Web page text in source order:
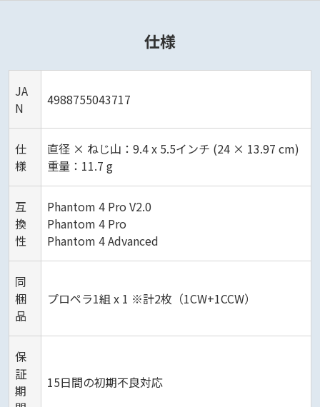
仕様
JA
N
4988755043717
仕
様
直径 × ねじ山：9.4 x 5.5インチ (24 × 13.97 cm)
重量：11.7 g
互
換
性
Phantom 4 Pro V2.0
Phantom 4 Pro
Phantom 4 Advanced
同
梱
品
プロペラ1組 x 1 ※計2枚（1CW+1CCW）
保
証
期
15日間の初期不良対応